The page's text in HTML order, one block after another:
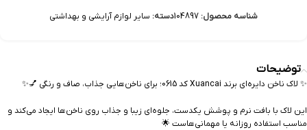
شناسه محصول: 104897دسته: سایر لوازم آرایشی و بهداشتی
توضیحات
✨ لاک ناخن دایره‌ای برند Xuancai کد 0615؛ برای ناخن‌هایی جذاب، صاف و رنگی 💅✨
این لاک با بافت نرم و پوشش یکدست، جلوه‌ای زیبا و جذاب روی ناخن‌ها ایجاد می‌کند و
مناسب استفاده روزانه یا مهمانی‌هاست 🌟